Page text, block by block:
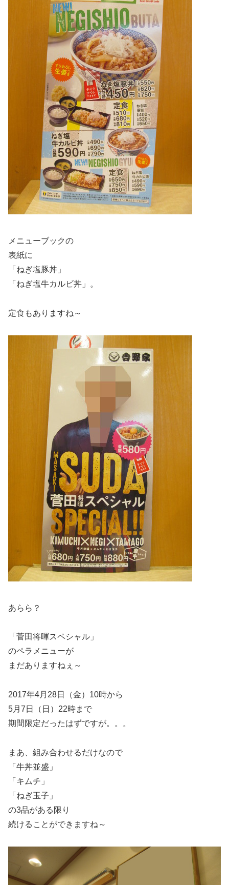
メニューブックの
表紙に
「ねぎ塩豚丼」
「ねぎ塩牛カルビ丼」。
定食もありますね～
あらら？
「菅田将暉スペシャル」
のペラメニューが
まだありますねぇ～
2017年4月28日（金）10時から
5月7日（日）22時まで
期間限定だったはずですが。。。
まあ、組み合わせるだけなので
「牛丼並盛」
「キムチ」
「ねぎ玉子」
の3品がある限り
続けることができますね～